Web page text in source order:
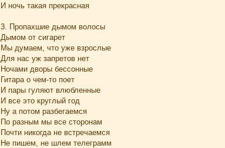
И ночь такая прекрасная
3. Пропахшие дымом волосы
Дымом от сигарет
Мы думаем, что уже взрослые
Для нас уж запретов нет
Ночами дворы бессонные
Гитара о чем-то поет
И пары гуляют влюбленные
И все это круглый год
Ну а потом разбегаемся
По разным мы все сторонам
Почти никогда не встречаемся
Не пишем, не шлем телеграмм